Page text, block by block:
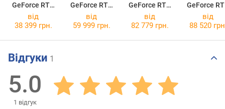
GeForce RTX
5070 AORUS
MASTER 12G
GeForce RTX
5070 Ti AORUS
MASTER 16G
GeForce RTX
5080 AORUS
MASTER ICE
GeForce
5080
MASTER
від
38 399 грн.
від
59 999 грн.
від
82 779 грн.
від
88 520
Відгуки 1
5.0
1 відгук